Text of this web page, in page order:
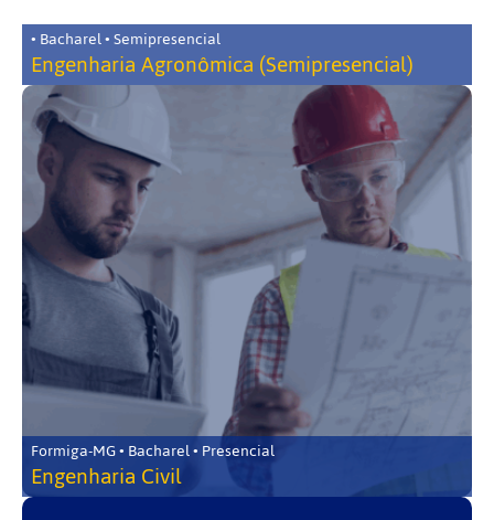
• Bacharel • Semipresencial
Engenharia Agronômica (Semipresencial)
Formiga-MG • Bacharel • Presencial
Engenharia Civil